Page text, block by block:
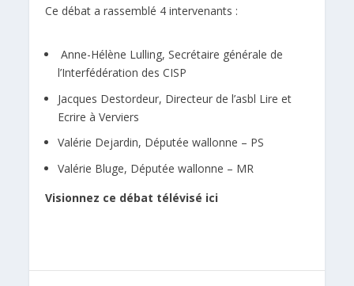
Ce débat a rassemblé 4 intervenants :
Anne-Hélène Lulling, Secrétaire générale de
l’Interfédération des CISP
Jacques Destordeur, Directeur de l’asbl Lire et
Ecrire à Verviers
Valérie Dejardin, Députée wallonne – PS
Valérie Bluge, Députée wallonne – MR
Visionnez ce débat télévisé ici